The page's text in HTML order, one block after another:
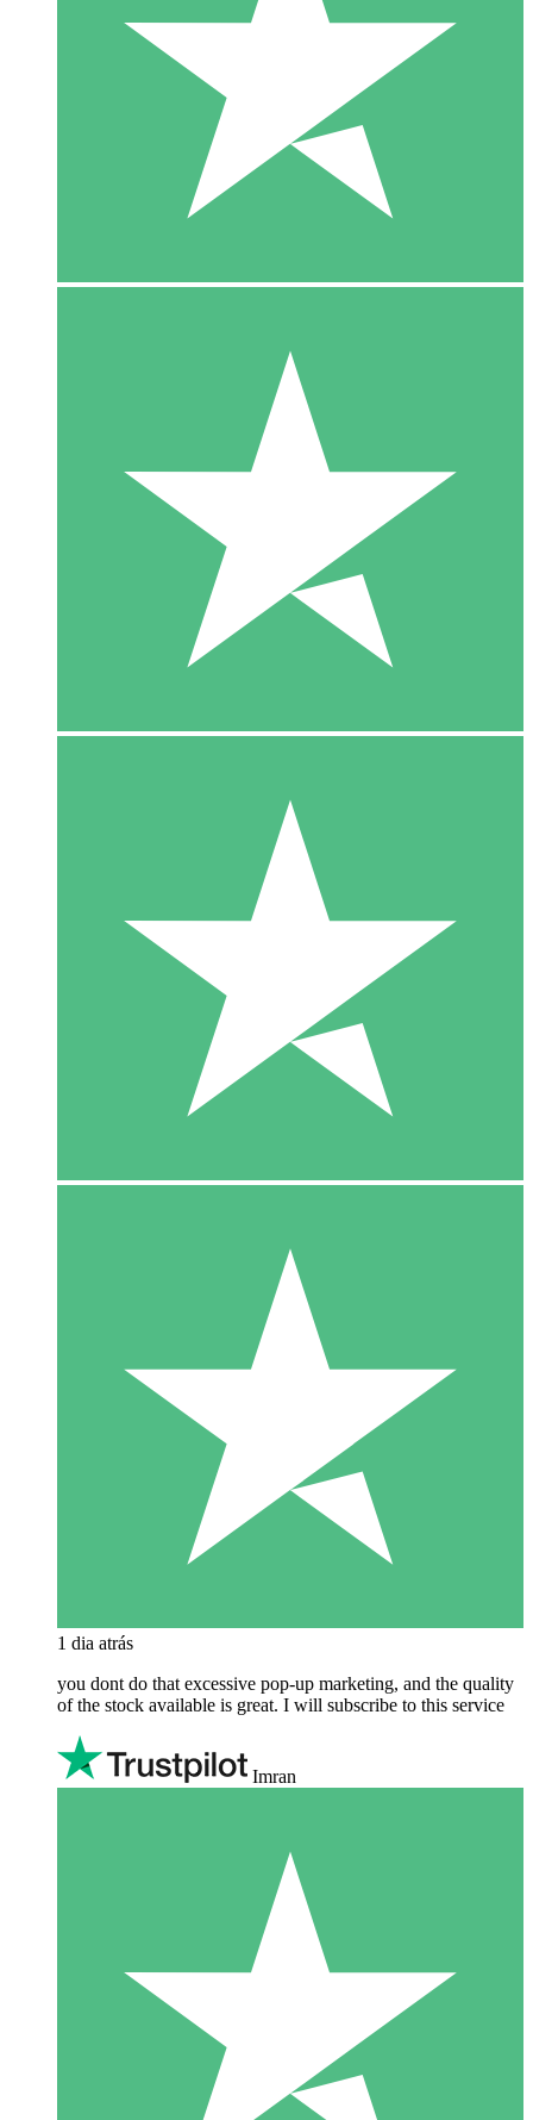
1 dia atrás
you dont do that excessive pop-up marketing, and the quality
of the stock available is great. I will subscribe to this service
Imran